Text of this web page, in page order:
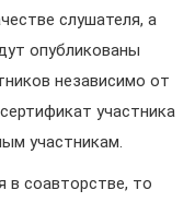
слушателя, а
опубликованы
независимо от
участника
участникам.
в соавторстве, то